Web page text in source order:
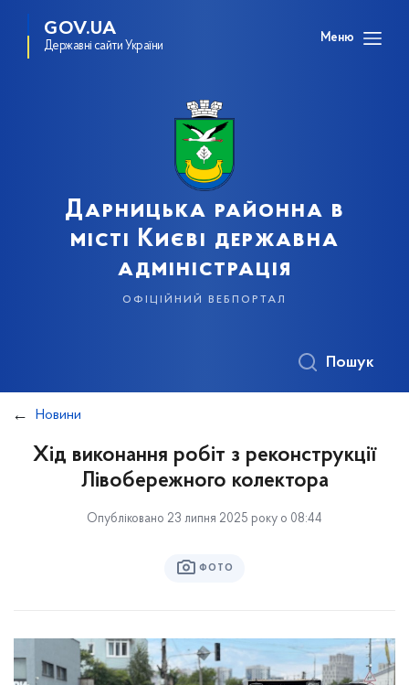
GOV.UA
Державні сайти України
Меню
Дарницька районна в
місті Києві державна
адміністрація
офіційний вебпортал
Пошук
Новини
Хід виконання робіт з реконструкції
Лівобережного колектора
Опубліковано 23 липня 2025 року о 08:44
ФОТО